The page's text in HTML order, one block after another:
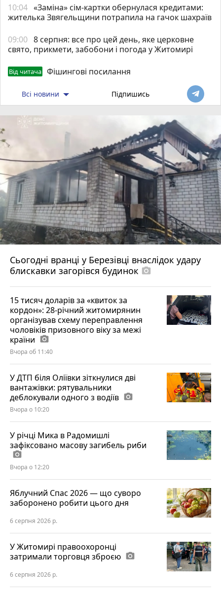
10:04 «Заміна» сім-картки обернулася кредитами:
жителька Звягельщини потрапила на гачок шахраїв
09:00 8 серпня: все про цей день, яке церковне
свято, прикмети, забобони і погода у Житомирі
Від читача Фішингові посилання
Всі новини Підпишись
Сьогодні вранці у Березівці внаслідок удару
блискавки загорівся будинок photo_camera
15 тисяч доларів за «квиток за
кордон»: 28-річний житомирянин
організував схему переправлення
чоловіків призовного віку за межі
країни photo_camera
Вчора об 11:40
У ДТП біля Оліївки зіткнулися дві
вантажівки: рятувальники
деблокували одного з водіїв photo_camera
Вчора о 10:20
У річці Мика в Радомишлі
зафіксовано масову загибель риби
photo_camera
Вчора о 12:20
Яблучний Спас 2026 — що суворо
заборонено робити цього дня
6 серпня 2026 р.
У Житомирі правоохоронці
затримали торговця зброєю photo_camera
6 серпня 2026 р.